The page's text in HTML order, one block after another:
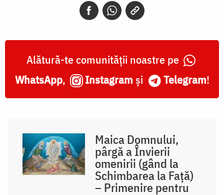
Alătură-te comunității noastre pe
WhatsApp, Instagram și Telegram!
Maica Domnului,
pârgă a Învierii
omenirii (gând la
Schimbarea la Față)
– Primenire pentru